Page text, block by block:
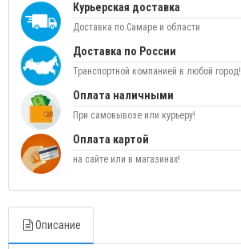
Курьерская доставка
Доставка по Самаре и области
Доставка по России
Транспортной компанией в любой город!
Оплата наличными
При самовывозе или курьеру!
Оплата картой
на сайте или в магазинах!
Описание